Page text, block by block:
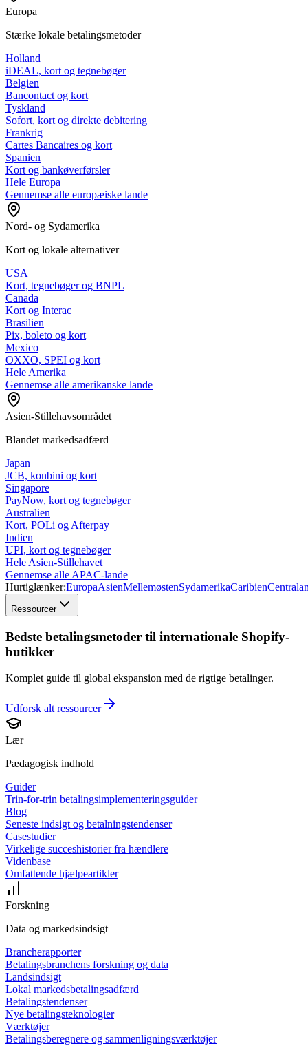
Europa
Stærke lokale betalingsmetoder
Holland
iDEAL, kort og tegnebøger
Belgien
Bancontact og kort
Tyskland
Sofort, kort og direkte debitering
Frankrig
Cartes Bancaires og kort
Spanien
Kort og bankøverførsler
Hele Europa
Gennemse alle europæiske lande
Nord- og Sydamerika
Kort og lokale alternativer
USA
Kort, tegnebøger og BNPL
Canada
Kort og Interac
Brasilien
Pix, boleto og kort
Mexico
OXXO, SPEI og kort
Hele Amerika
Gennemse alle amerikanske lande
Asien-Stillehavsområdet
Blandet markedsadfærd
Japan
JCB, konbini og kort
Singapore
PayNow, kort og tegnebøger
Australien
Kort, POLi og Afterpay
Indien
UPI, kort og tegnebøger
Hele Asien-Stillehavet
Gennemse alle APAC-lande
Hurtiglænker:EuropaAsienMellemøstenSydamerikaCaribien
Ressourcer
Bedste betalingsmetoder til internationale Shopify-
butikker
Komplet guide til global ekspansion med de rigtige betalinger.
Udforsk alt ressourcer
Lær
Pædagogisk indhold
Guider
Trin-for-trin betalingsimplementeringsguider
Blog
Seneste indsigt og betalningstendenser
Casestudier
Virkelige succeshistorier fra hændlere
Videnbase
Omfattende hjælpeartikler
Forskning
Data og markedsindsigt
Brancherapporter
Betalingsbranchens forskning og data
Landsindsigt
Lokal markedsbetalingsadfærd
Betalingstendenser
Nye betalingsteknologier
Værktøjer
Betalingsberegnere og sammenligningsværktøjer